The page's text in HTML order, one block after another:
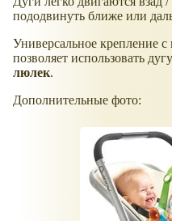
пододвинуть ближе или
Универсальное крепление
позволяет использовать дугу
люлек.
Дополнительные фото: